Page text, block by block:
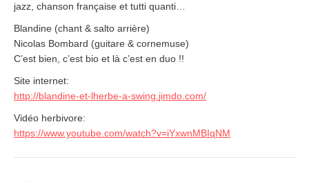
jazz, chanson française et tutti quanti…
Blandine (chant & salto arrière)
Nicolas Bombard (guitare & cornemuse)
C’est bien, c’est bio et là c’est en duo !!
Site internet:
http://blandine-et-lherbe-a-swing. jimdo.com/
Vidéo herbivore:
https://www.youtube.com/watch?v=iYxwnMBIqNM